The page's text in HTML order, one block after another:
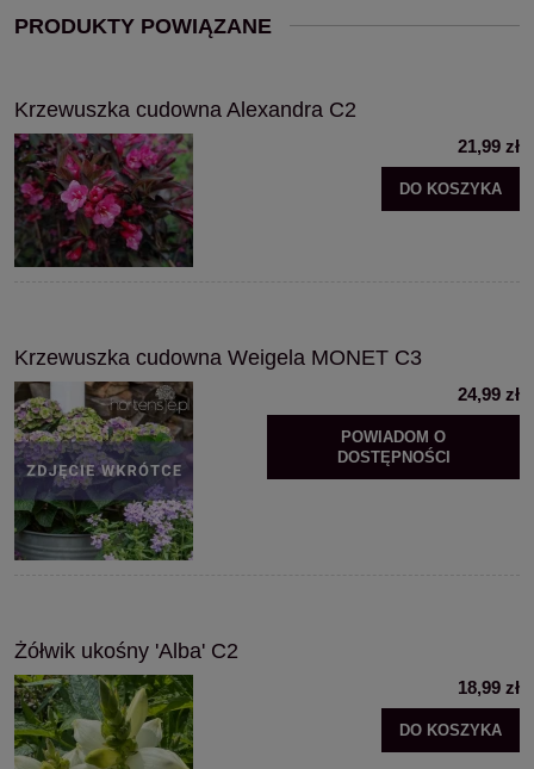
PRODUKTY POWIĄZANE
Krzewuszka cudowna Alexandra C2
21,99 zł
DO KOSZYKA
Krzewuszka cudowna Weigela MONET C3
24,99 zł
POWIADOM O
DOSTĘPNOŚCI
Żółwik ukośny 'Alba' C2
18,99 zł
DO KOSZYKA